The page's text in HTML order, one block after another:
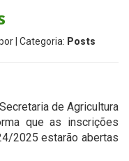
| Categoria: Posts
de Agricultura
que as inscrições
2025 estarão abertas